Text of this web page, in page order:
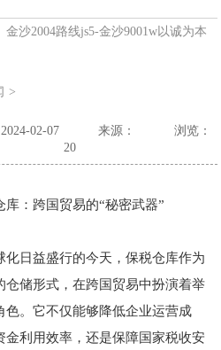
金沙2004路线js5-金沙9001w以诚为本
>
02-07 来源：
浏览：
20
库：跨国贸易的“秘密武器”
化日益盛行的今天，保税仓库作为
仓储形式，在跨国贸易中扮演着举
色。它不仅能够降低企业运营成
金利用效率，还是保障国家税收安